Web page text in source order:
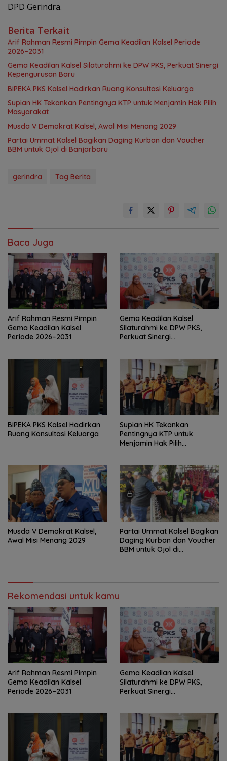
DPD Gerindra.
Berita Terkait
Arif Rahman Resmi Pimpin Gema Keadilan Kalsel Periode
2026–2031
‎Gema Keadilan Kalsel Silaturahmi ke DPW PKS, Perkuat Sinergi
Kepengurusan Baru
‎BIPEKA PKS Kalsel Hadirkan Ruang Konsultasi Keluarga ‎
Supian HK Tekankan Pentingnya KTP untuk Menjamin Hak Pilih
Masyarakat
Musda V Demokrat Kalsel, Awal Misi Menang 2029
Partai Ummat Kalsel Bagikan Daging Kurban dan Voucher
BBM untuk Ojol di Banjarbaru
gerindra Tag Berita
Baca Juga
Arif Rahman Resmi Pimpin
Gema Keadilan Kalsel
Periode 2026–2031
‎Gema Keadilan Kalsel
Silaturahmi ke DPW PKS,
Perkuat Sinergi
‎BIPEKA PKS Kalsel Hadirkan
Ruang Konsultasi Keluarga ‎
Supian HK Tekankan
Pentingnya KTP untuk
Menjamin Hak Pilih
Musda V Demokrat Kalsel,
Awal Misi Menang 2029
Partai Ummat Kalsel Bagikan
Daging Kurban dan Voucher
BBM untuk Ojol di
Rekomendasi untuk kamu
Arif Rahman Resmi Pimpin
Gema Keadilan Kalsel
Periode 2026–2031
‎Gema Keadilan Kalsel
Silaturahmi ke DPW PKS,
Perkuat Sinergi